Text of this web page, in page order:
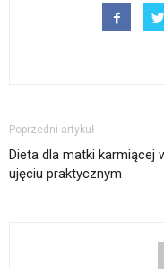
Poprzedni artykuł
Dieta dla matki karmiącej
ujęciu praktycznym